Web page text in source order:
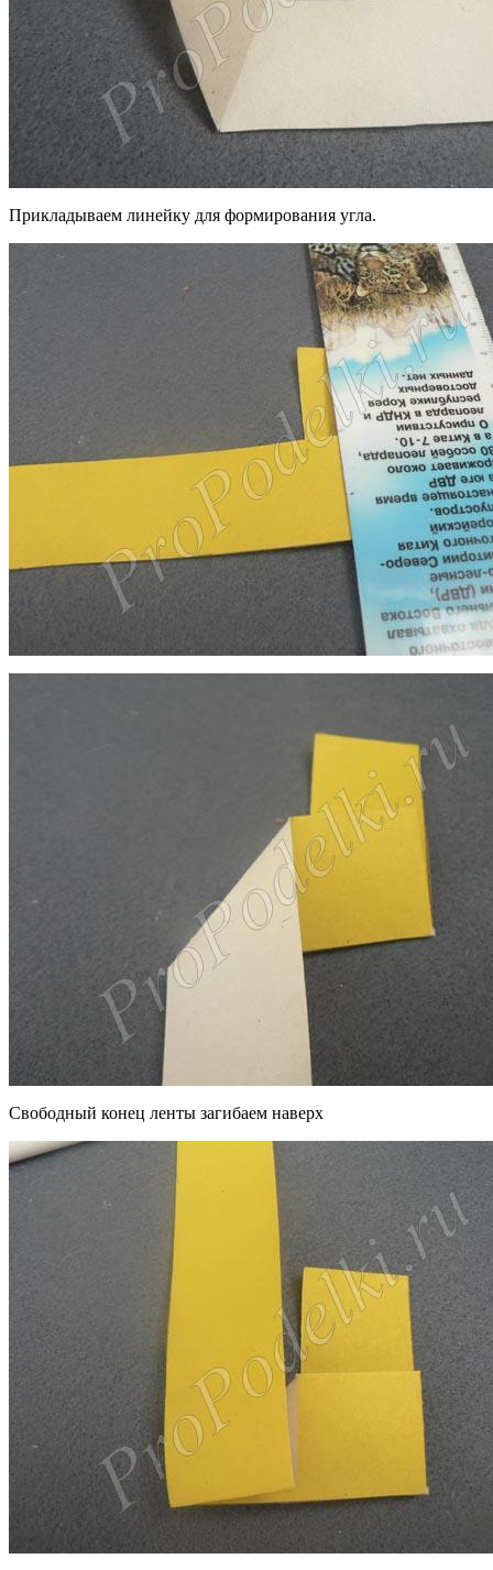
Прикладываем линейку для формирования угла.
Свободный конец ленты загибаем наверх